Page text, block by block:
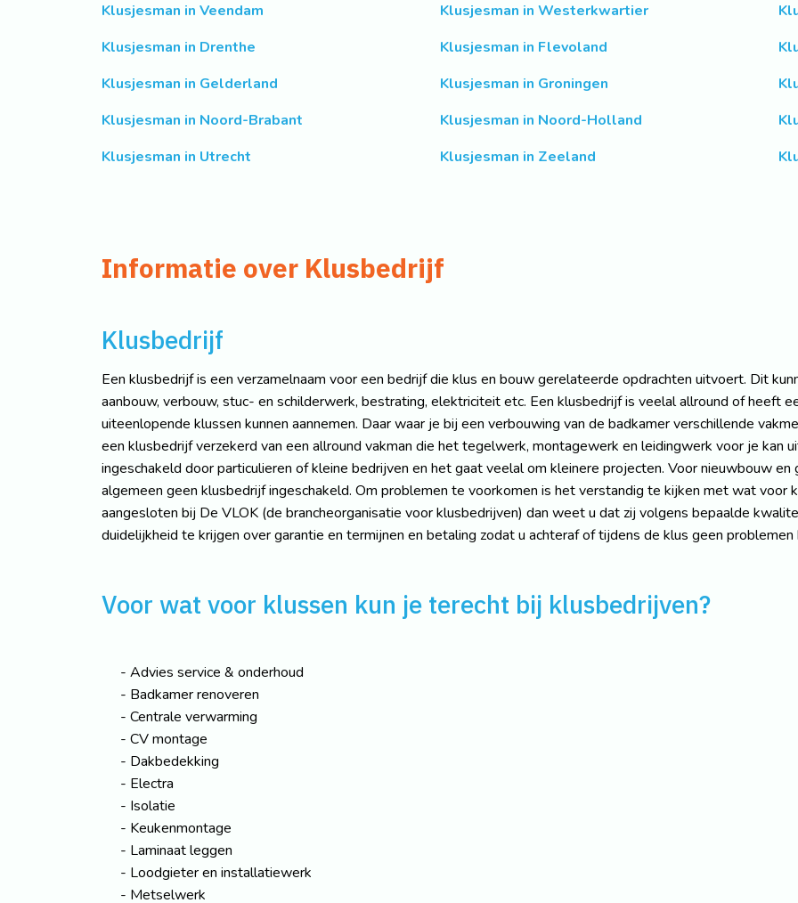
Klusjesman in Veendam
Klusjesman in Westerkwartier
Klusjesman in Drenthe
Klusjesman in Flevoland
Klusjesman in Gelderland
Klusjesman in Groningen
Klusjesman in Noord-Brabant
Klusjesman in Noord-Holland
Klusjesman in Utrecht
Klusjesman in Zeeland
Informatie over Klusbedrijf
Klusbedrijf
Een klusbedrijf is een verzamelnaam voor een bedrijf die klus en bouw gerelateerde opdrachten uitvoert. Dit
aanbouw, verbouw, stuc- en schilderwerk, bestrating, elektriciteit etc. Een klusbedrijf is veelal allround of heeft
uiteenlopende klussen kunnen aannemen. Daar waar je bij een verbouwing van de badkamer verschillende
een klusbedrijf verzekerd van een allround vakman die het tegelwerk, montagewerk en leidingwerk voor je kan
ingeschakeld door particulieren of kleine bedrijven en het gaat veelal om kleinere projecten. Voor nieuwbouw
algemeen geen klusbedrijf ingeschakeld. Om problemen te voorkomen is het verstandig te kijken met wat voor
aangesloten bij De VLOK (de brancheorganisatie voor klusbedrijven) dan weet u dat zij volgens bepaalde
duidelijkheid te krijgen over garantie en termijnen en betaling zodat u achteraf of tijdens de klus geen problemen
Voor wat voor klussen kun je terecht bij klusbedrijven?
Advies service & onderhoud
Badkamer renoveren
Centrale verwarming
CV montage
Dakbedekking
Electra
Isolatie
Keukenmontage
Laminaat leggen
Loodgieter en installatiewerk
Metselwerk